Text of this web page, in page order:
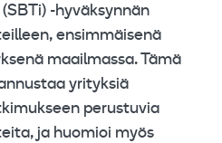
-hyväksynnän
ensimmäisenä
maailmassa. Tämä
yrityksiä
perustuvia
ja huomioi myös